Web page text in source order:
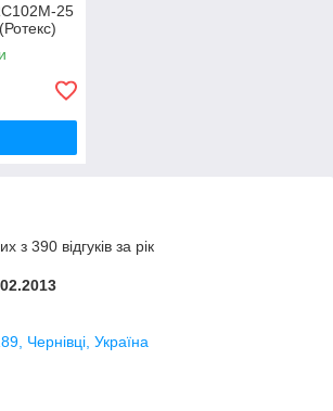
25
з 390 відгуків за рік
Чернівці, Україна